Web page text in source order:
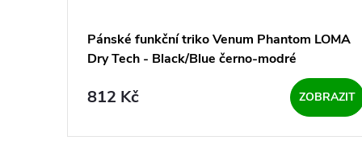
Pánské funkční triko Venum Phantom LOMA
Dry Tech - Black/Blue černo-modré
812 Kč ZOBRAZIT